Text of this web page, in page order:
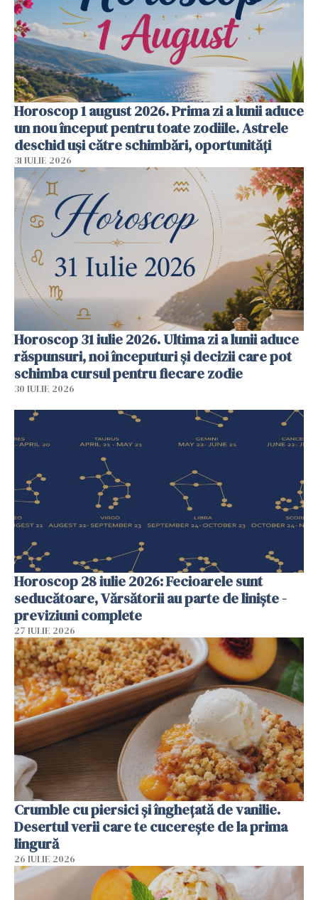
Horoscop 1 august 2026. Prima zi a lunii aduce
un nou început pentru toate zodiile. Astrele
deschid uși către schimbări, oportunități
31 IULIE 2026
Horoscop 31 iulie 2026. Ultima zi a lunii aduce
răspunsuri, noi începuturi și decizii care pot
schimba cursul pentru fiecare zodie
30 IULIE 2026
Horoscop 28 iulie 2026: Fecioarele sunt
seducătoare, Vărsătorii au parte de liniște -
previziuni complete
27 IULIE 2026
Crumble cu piersici și înghețată de vanilie.
Desertul verii care te cucerește de la prima
lingură
26 IULIE 2026